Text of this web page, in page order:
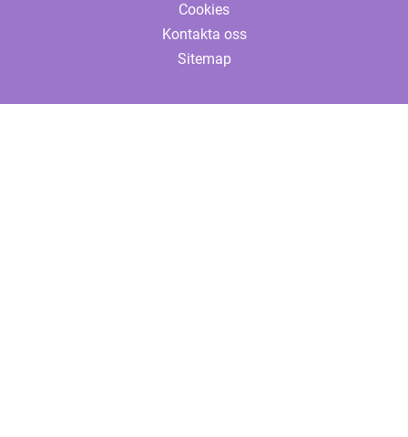
Cookies
Kontakta oss
Sitemap